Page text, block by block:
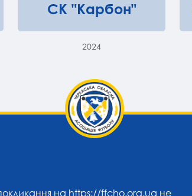
СК "Карбон"
2024
на https://ffcho.org.ua не